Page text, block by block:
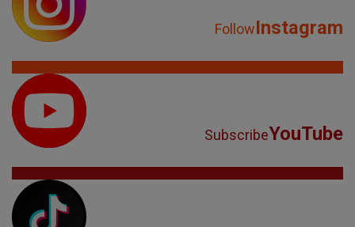
FollowInstagram
SubscribeYouTube